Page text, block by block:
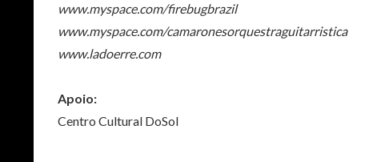
www.myspace.com/firebugbrazil
www.myspace.com/camaronesorquestraguitarristica
www.ladoerre.com
Apoio:
Centro Cultural DoSol